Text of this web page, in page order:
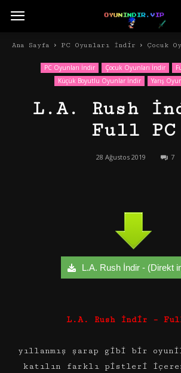
Ana Sayfa PC Oyunları İndir Çocuk
PC Oyunları İndir Çocuk Oyunları İndir
Küçük Boyutlu Oyunlar İndir
Yarış
L.A. Rush
Full PC
28 Ağustos 2019 7
L.A. Rush İndir - (Direkt
L.A. Rush İndir –
yıllanmış şarap gibi bir
katılın farklı pistleri